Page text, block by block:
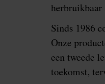
Sinds 1986
Onze
een tweede
toekomst,